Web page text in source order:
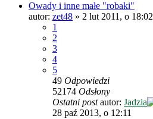
Owady i inne małe "robaki"
autor: zet48 » 2 lut 2011, o 18:02
1
2
3
4
5
49 Odpowiedzi
52174 Odsłony
Ostatni postautor: Jadzia
28 paź 2013, o 12:11